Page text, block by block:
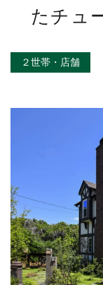
たチュ
２世帯・店舗